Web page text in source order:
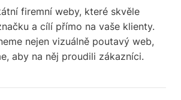
firemní weby, které skvěle
a cílí přímo na vaše klienty.
nejen vizuálně poutavý web,
aby na něj proudili zákazníci.